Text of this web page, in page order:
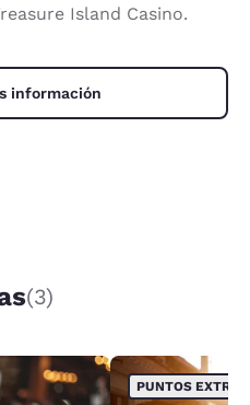
Island Casino.
información
(3)
PUNTOS EXTRA